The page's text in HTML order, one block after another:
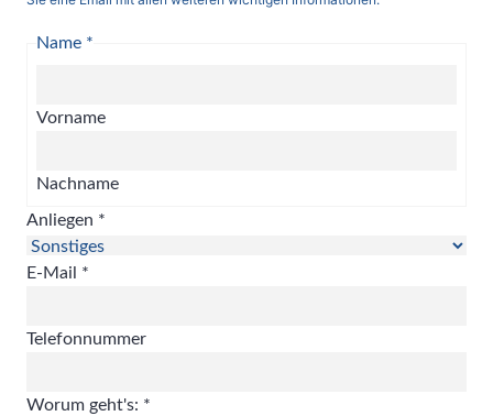
Name *
Vorname
Nachname
Anliegen *
E-Mail *
Telefonnummer
Worum geht's: *